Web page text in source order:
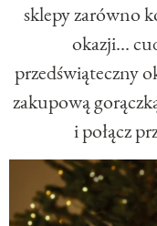
sklepy zarówno
okazji...
przedświąteczny
zakupową
i połącz